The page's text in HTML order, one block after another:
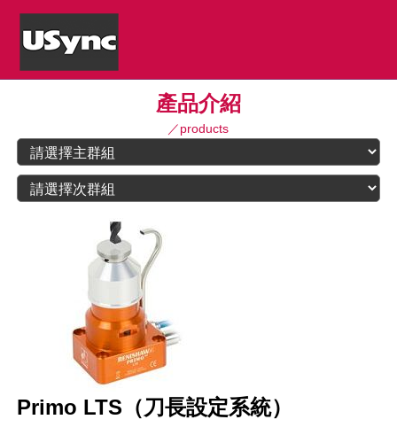
產品介紹
／products
Primo LTS（刀長設定系統）